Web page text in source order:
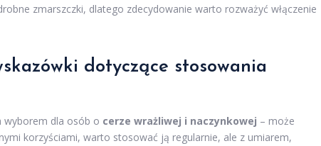
zmarszczki, dlatego zdecydowanie warto rozważyć włączenie
dotyczące stosowania
wyborem dla osób o cerze wrażliwej i naczynkowej – może
korzyściami, warto stosować ją regularnie, ale z umiarem,